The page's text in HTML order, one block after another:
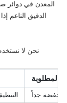
المعدن في دوائر
الدقيق الناعم
نحن لا
المطلوبة
منخفضة جداً